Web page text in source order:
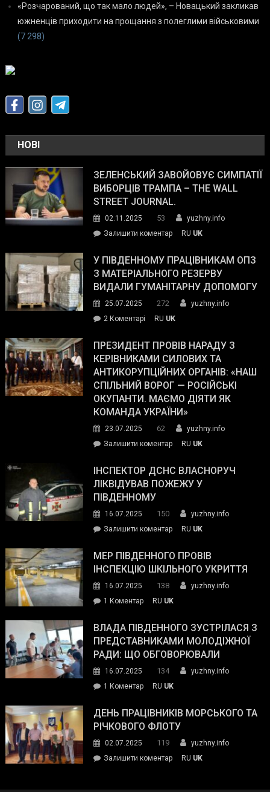
«Розчарований, що так мало людей», – Новацький закликав
южненців приходити на прощання з полеглими військовими
(7 298)
НОВІ
ЗЕЛЕНСЬКИЙ ЗАВОЙОВУЄ СИМПАТІЇ
ВИБОРЦІВ ТРАМПА – THE WALL
STREET JOURNAL.
02.11.2025 53
yuzhny.info
Залишити коментарon
завойовує
симпатії
виборців
The
Street
Journal.
RU UK
У ПІВДЕННОМУ ПРАЦІВНИКАМ ОПЗ
З МАТЕРІАЛЬНОГО РЕЗЕРВУ
ВИДАЛИ ГУМАНІТАРНУ ДОПОМОГУ
25.07.2025 272
yuzhny.info
2 Коментарі
Південному
працівникам
ОПЗ
з
матеріального
резерву
гуманітарну
допомогу
RU UK
ПРЕЗИДЕНТ ПРОВІВ НАРАДУ З
КЕРІВНИКАМИ СИЛОВИХ ТА
АНТИКОРУПЦІЙНИХ ОРГАНІВ: «НАШ
СПІЛЬНИЙ ВОРОГ — РОСІЙСЬКІ
ОКУПАНТИ. МАЄМО ДІЯТИ ЯК
КОМАНДА УКРАЇНИ»
23.07.2025 62
yuzhny.info
Залишити коментарon
провів
нараду
силових
та
органів:
«Наш
спільний
окупанти.
Маємо
діяти
команда
RU UK
ІНСПЕКТОР ДСНС ВЛАСНОРУЧ
ЛІКВІДУВАВ ПОЖЕЖУ У
ПІВДЕННОМУ
16.07.2025 150
yuzhny.info
Залишити коментарon
ДСНС
власноруч
пожежу
у
RU UK
МЕР ПІВДЕННОГО ПРОВІВ
ІНСПЕКЦІЮ ШКІЛЬНОГО УКРИТТЯ
16.07.2025 138
yuzhny.info
1 Коментардо
Південного
провів
інспекцію
укриття
RU UK
ВЛАДА ПІВДЕННОГО ЗУСТРІЛАСЯ З
ПРЕДСТАВНИКАМИ МОЛОДІЖНОЇ
РАДИ: ЩО ОБГОВОРЮВАЛИ
16.07.2025 134
yuzhny.info
1 Коментардо
Південного
зустрілася
представниками
молодіжної
RU UK
ДЕНЬ ПРАЦІВНИКІВ МОРСЬКОГО ТА
РІЧКОВОГО ФЛОТУ
02.07.2025 119
yuzhny.info
Залишити коментарon
RU UK